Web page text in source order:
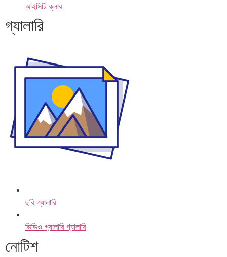
আইসিটি ক্লাব
গ্যালারি
ছবি গ্যালারি
ভিডিও গ্যালারি গ্যালারি
নোটিশ